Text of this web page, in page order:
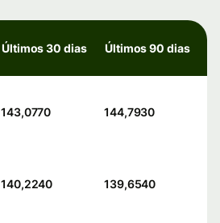
Últimos 30 dias Últimos 90 dias
143,0770 144,7930
140,2240 139,6540